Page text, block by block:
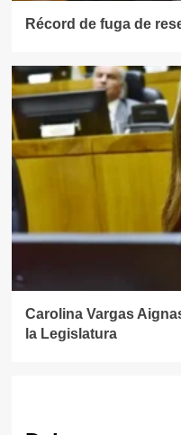
Récord de fuga de
Carolina Vargas
la Legislatura